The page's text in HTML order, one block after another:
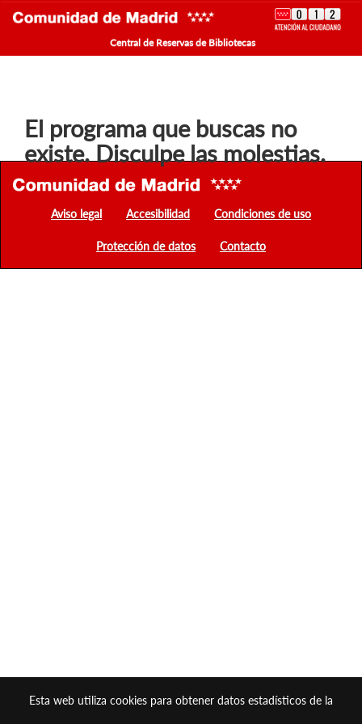
Central de Reservas de Bibliotecas
El programa que buscas no
existe. Disculpe las molestias.
Esta web utiliza cookies para obtener datos estadísticos de la
Aviso legal Accesibilidad Condiciones de uso
Protección de datos Contacto